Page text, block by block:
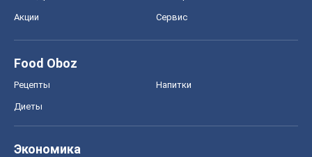
Акции Сервис
Food Oboz
Рецепты Напитки
Диеты
Экономика